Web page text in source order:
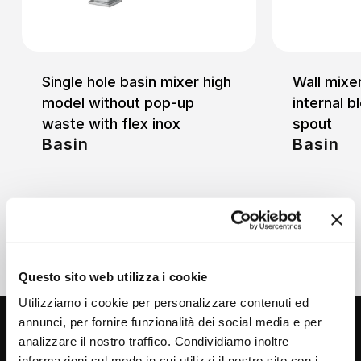
Questo sito web utilizza i cookie
Utilizziamo i cookie per personalizzare contenuti ed
annunci, per fornire funzionalità dei social media e per
analizzare il nostro traffico. Condividiamo inoltre
Single hole basin mixer high
model without pop-up
waste with flex inox
Basin
Wall
internal
spout
Basin